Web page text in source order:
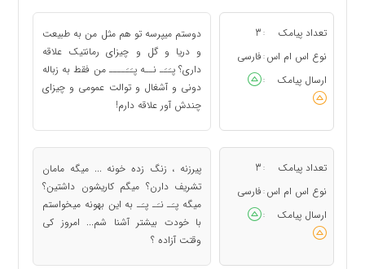
تعداد پیامک :
3
نوع اس ام اس : فارسی
ارسال پیامک
:
دوستم میپرسه تو هم مثل من به طبیعت
و دریا و گل و چیزای رمانتیک علاقه
داری؟ پـَـَـ نــه پـَـَــــ من فقط به زباله
دونی و آشغال و توالت عمومی و چیزای
چندش آور علاقه دارم!
تعداد پیامک :
3
نوع اس ام اس : فارسی
ارسال پیامک
:
پیرزنه ، زنگ زده خونه ... میگه مامان
تشریف دارن؟ میگم کاریشون داشتین؟
میگه پـَـ نـَـ پـَـ به این بهونه میخواستم
با خودت بیشتر آشنا شم... امروز کی
وقتت آزاده ؟